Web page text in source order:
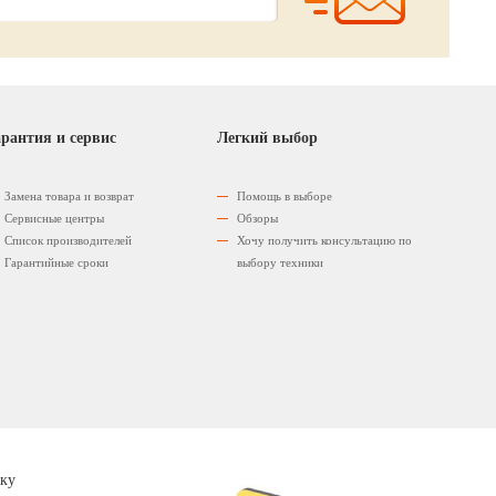
и сервис
Замена товара и возврат
Сервисные центры
Список производителей
Гарантийные сроки
Легкий выбор
Помощь в выборе
Обзоры
Хочу получить консультацию по
выбору техники